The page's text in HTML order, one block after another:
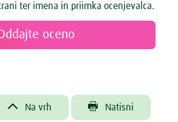
ter imena in priimka ocenjevalca.
 Na vrh  Natisni